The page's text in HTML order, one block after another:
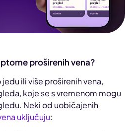
proširenih vena?
ili više proširenih vena,
koje se s vremenom mogu
Neki od uobičajenih
uključuju: